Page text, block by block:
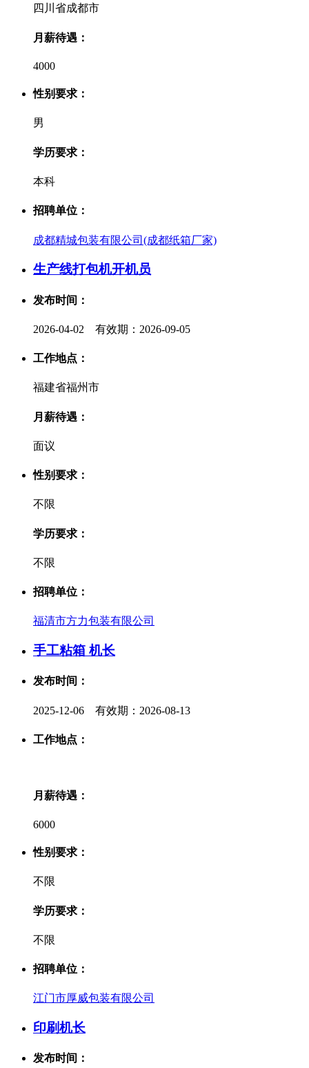
四川省成都市
月薪待遇：
4000
性别要求：
男
学历要求：
本科
招聘单位：
成都精城包装有限公司(成都纸箱厂家)
生产线打包机开机员
发布时间：
2026-04-02 有效期：2026-09-05
工作地点：
福建省福州市
月薪待遇：
面议
性别要求：
不限
学历要求：
不限
招聘单位：
福清市方力包装有限公司
手工粘箱 机长
发布时间：
2025-12-06 有效期：2026-08-13
工作地点：
月薪待遇：
6000
性别要求：
不限
学历要求：
不限
招聘单位：
江门市厚威包装有限公司
印刷机长
发布时间：